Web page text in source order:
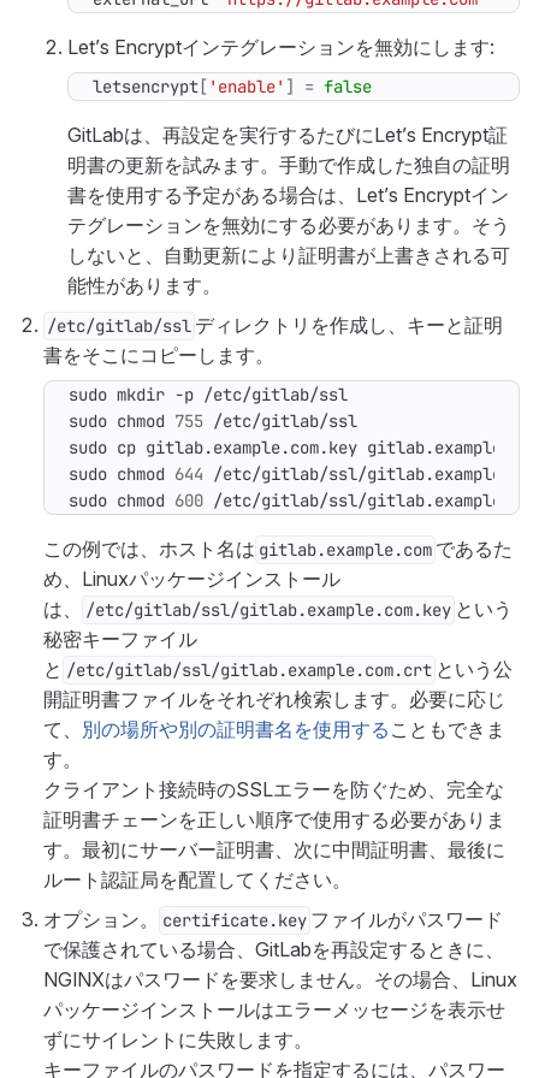
Let’s Encryptインテグレーションを無効にします:
letsencrypt[ 'enable' ] = false
GitLabは、再設定を実行するたびにLet’s Encrypt証
明書の更新を試みます。手動で作成した独自の証明
書を使用する予定がある場合は、Let’s Encryptイン
テグレーションを無効にする必要があります。そう
しないと、自動更新により証明書が上書きされる可
能性があります。
/etc/gitlab/ssl ディレクトリを作成し、キーと証明
書をそこにコピーします。
sudo chmod 755
sudo chmod 644
sudo chmod 600 /etc/gitlab/ssl/
この例では、ホスト名は gitlab.example.com であるた
め、Linuxパッケージインストール
は、
/etc/gitlab/ssl/gitlab.example.com.key という
秘密キーファイル
と /etc/gitlab/ssl/gitlab.example.com.crt という公
開証明書ファイルをそれぞれ検索します。必要に応じ
て、 別の場所や別の証明書名を使用する こともできま
す。
クライアント接続時のSSLエラーを防ぐため、完全な
証明書チェーンを正しい順序で使用する必要がありま
す。最初にサーバー証明書、次に中間証明書、最後に
ルート認証局を配置してください。
オプション。
certificate.key ファイルがパスワード
で保護されている場合、GitLabを再設定するときに、
NGINXはパスワードを要求しません。その場合、Linux
パッケージインストールはエラーメッセージを表示せ
ずにサイレントに失敗します。
キーファイルのパスワードを指定するには、パスワー